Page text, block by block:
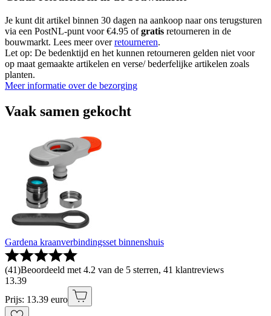
Je kunt dit artikel binnen 30 dagen na aankoop naar ons terugsturen
via een PostNL-punt voor €4.95 ofgratis retourneren in de
bouwmarkt. Lees meer overretourneren.
Let op: De bedenktijd en het kunnen retourneren gelden niet voor
op maat gemaakte artikelen en verse/ bederfelijke artikelen zoals
planten.
Meer informatie over de bezorging
Vaak samen gekocht
Gardena kraanverbindingsset binnenshuis
(41)Beoordeeld met 4.2 van de 5 sterren, 41 klantreviews
13.39
Prijs: 13.39 euro